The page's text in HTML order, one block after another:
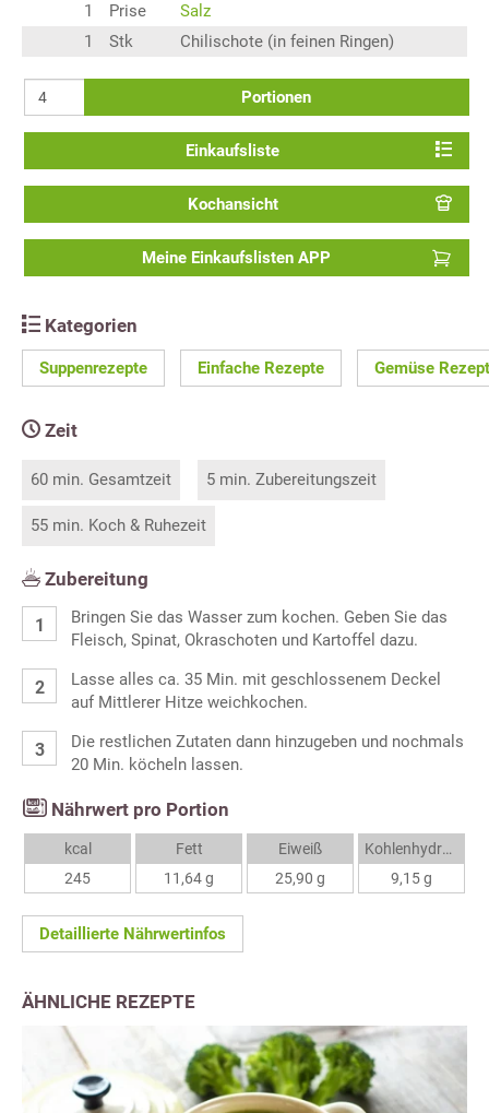
1
Prise
Salz
1
Stk Chilischote (in feinen Ringen)
Portionen
Einkaufsliste
Kochansicht
Meine Einkaufslisten APP
Kategorien
Suppenrezepte Einfache Rezepte Gemüse
Zeit
60 min. Gesamtzeit 5 min. Zubereitungszeit
55 min. Koch & Ruhezeit
Zubereitung
Bringen Sie das Wasser zum kochen. Geben Sie das
Fleisch, Spinat, Okraschoten und Kartoffel dazu.
Lasse alles ca. 35 Min. mit geschlossenem Deckel
auf Mittlerer Hitze weichkochen.
Die restlichen Zutaten dann hinzugeben und nochmals
20 Min. köcheln lassen.
Nährwert pro Portion
kcal
245
Fett
11,64 g
Eiweiß
25,90 g
Kohlenhydrate
9,15 g
Detaillierte Nährwertinfos
ÄHNLICHE REZEPTE